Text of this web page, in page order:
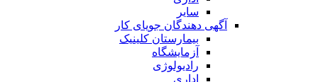
سایر
آگهی دهندگان جویای کار
بیمارستان کلینیک
آزمایشگاه
رادیولوژی
اداری